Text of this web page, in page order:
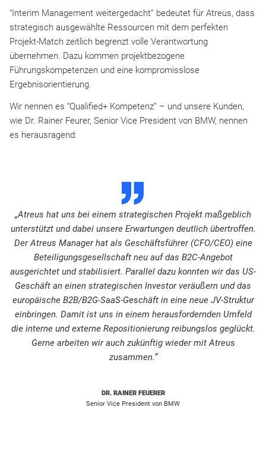
“Interim Management weitergedacht” bedeutet für Atreus, dass
strategisch ausgewählte Ressourcen mit dem perfekten
Projekt-Match zeitlich begrenzt volle Verantwortung
übernehmen. Dazu kommen projektbezogene
Führungskompetenzen und eine kompromisslose
Ergebnisorientierung.
Wir nennen es “Qualified+ Kompetenz” – und unsere Kunden,
wie Dr. Rainer Feurer, Senior Vice President von BMW, nennen
es herausragend:
D
„Atreus hat uns bei einem strategischen Projekt maßgeblich
unterstützt und dabei unsere Erwartungen deutlich übertroffen.
Der Atreus Manager hat als Geschäftsführer (CFO/CEO) eine
Beteiligungsgesellschaft neu auf das B2C-Angebot
ausgerichtet und stabilisiert. Parallel dazu konnten wir das US-
Geschäft an einen strategischen Investor veräußern und das
europäische B2B/B2G-SaaS-Geschäft in eine neue JV-Struktur
einbringen. Damit ist uns in einem herausfordernden Umfeld
die interne und externe Repositionierung reibungslos geglückt.
Gerne arbeiten wir auch zukünftig wieder mit Atreus
zusammen.“
DR. RAINER FEUERER
Senior Vice President von BMW